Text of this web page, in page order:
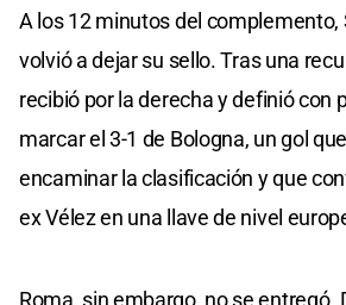
A los 12 minutos del complemento,
volvió a dejar su sello. Tras una
recibió por la derecha y definió con
marcar el 3-1 de Bologna, un gol
encaminar la clasificación y que
ex Vélez en una llave de nivel
Roma, sin embargo, no se entregó.